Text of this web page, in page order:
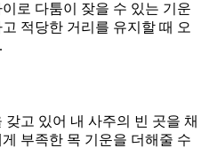
로 다툼이 잦을 수 있는 기운
적당한 거리를 유지할 때 오
고 있어 내 사주의 빈 곳을 채
부족한 목 기운을 더해줄 수